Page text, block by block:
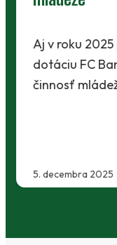
5. decembra 2025
Aj v roku
dotáciu FC
činnosť